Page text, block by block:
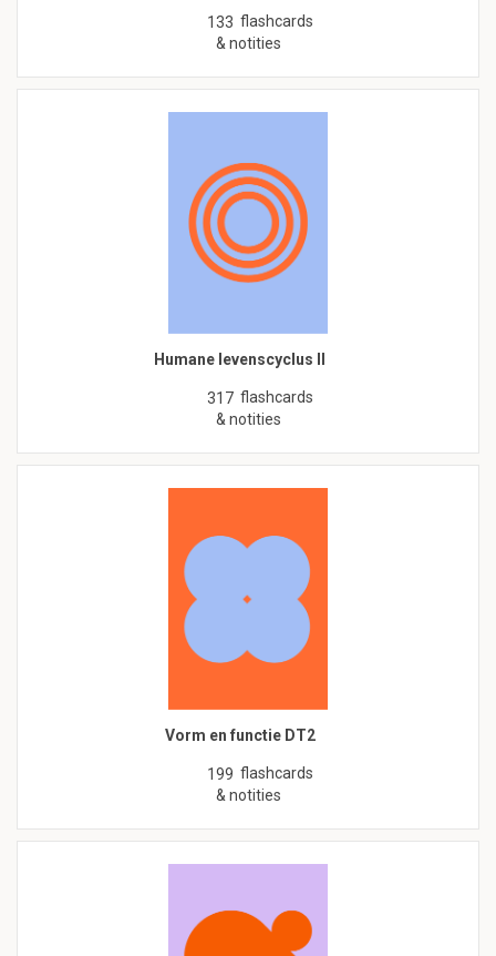
133 flashcards
& notities
Humane levenscyclus II
317 flashcards
& notities
Vorm en functie DT2
199 flashcards
& notities